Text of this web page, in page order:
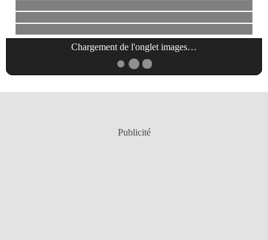
Chargement de l'onglet images…
Publicité